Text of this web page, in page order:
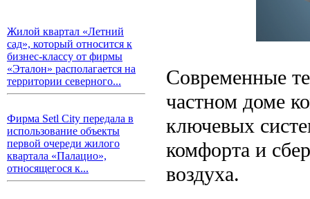
Жилой квартал «Летний
сад», который относится к
бизнес-классу от фирмы
«Эталон» располагается на
территории северного...
Фирма Setl City передала в
использование объекты
первой очереди жилого
квартала «Палацио»,
относящегося к...
Современные
частном доме
ключевых
комфорта и
воздуха.